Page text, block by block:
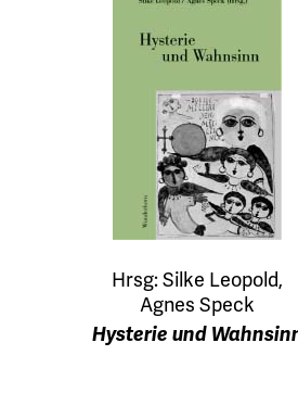
Hrsg: Silke Leopold,
Agnes Speck
Hysterie und